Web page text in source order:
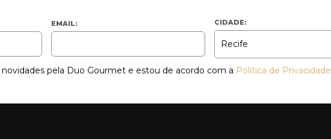
EMAIL: CIDADE:
pela Duo Gourmet e estou de acordo com a Política de Privacidade